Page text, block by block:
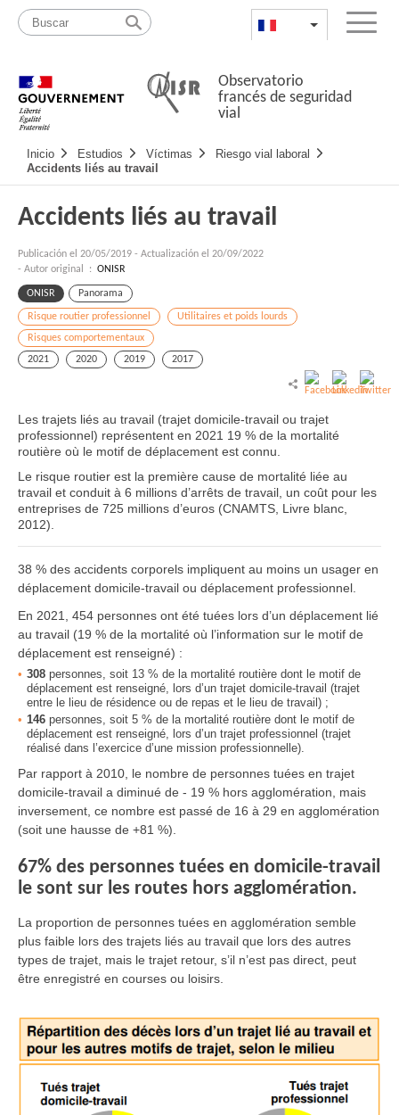
Pasar
contenido
Mapa
web
List additional
Menu
Observatorio
francés de seguridad
vial
Navigation
principale
Inicio Estudios Víctimas
Riesgo vial laboral
Accidents liés au travail
Accidents liés au travail
Publicación el 20/05/2019 - Actualización el 20/09/2022
- Autor original : ONISR
ONISR Panorama
Risque routier professionnel
Utilitaires et poids lourds
Risques comportementaux
2021
2020 2019 2017
Les trajets liés au travail (trajet domicile-travail ou trajet
professionnel) représentent en 2021 19 % de la mortalité
routière où le motif de déplacement est connu.
Le risque routier est la première cause de mortalité liée au
travail et conduit à 6 millions d’arrêts de travail, un coût pour les
entreprises de 725 millions d’euros (CNAMTS, Livre blanc,
2012).
38 % des accidents corporels impliquent au moins un usager en
déplacement domicile-travail ou déplacement professionnel.
En 2021, 454 personnes ont été tuées lors d’un déplacement lié
au travail (19 % de la mortalité où l’information sur le motif de
déplacement est renseigné) :
308 personnes, soit 13 % de la mortalité routière dont le motif de
déplacement est renseigné, lors d’un trajet domicile-travail (trajet
entre le lieu de résidence ou de repas et le lieu de travail) ;
146 personnes, soit 5 % de la mortalité routière dont le motif de
déplacement est renseigné, lors d’un trajet professionnel (trajet
réalisé dans l’exercice d’une mission professionnelle).
Par rapport à 2010, le nombre de personnes tuées en trajet
domicile-travail a diminué de - 19 % hors agglomération, mais
inversement, ce nombre est passé de 16 à 29 en agglomération
(soit une hausse de +81 %)
67% des personnes tuées en domicile-travail
le sont sur les routes hors agglomération.
La proportion de personnes tuées en agglomération semble
plus faible lors des trajets liés au travail que lors des autres
types de trajet, mais le trajet retour, s’il n’est pas direct, peut
être enregistré en courses ou loisirs.